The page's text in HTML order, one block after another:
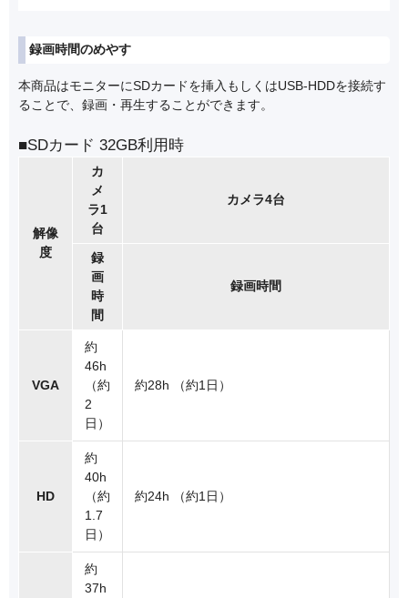
録画時間のめやす
本商品はモニターにSDカードを挿入もしくはUSB-HDDを接続す
ることで、録画・再生することができます。
■SDカード 32GB利用時
解像
度
カ
メ
ラ1
台
カメラ4台
録
画
時
間
録画時間
VGA
約
46h
（約
2
日）
約28h （約1日）
HD
約
40h
（約
1.7
日）
約24h （約1日）
約
37h